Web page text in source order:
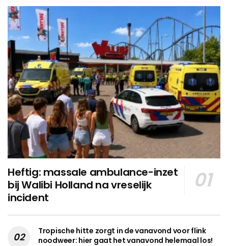
Heftig: massale ambulance-inzet
bij Walibi Holland na vreselijk
incident
Tropische hitte zorgt in de vanavond voor flink
noodweer: hier gaat het vanavond helemaal los!